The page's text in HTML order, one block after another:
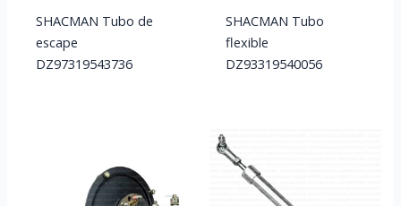
SHACMAN Tubo de
escape
DZ97319543736
SHACMAN Tubo
flexible
DZ93319540056